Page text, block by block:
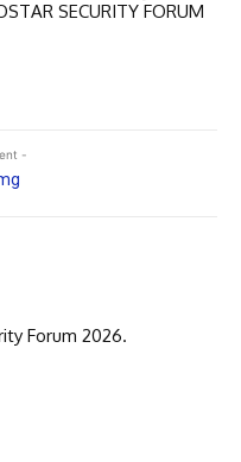
SECURITY FORUM
-
Forum 2026.